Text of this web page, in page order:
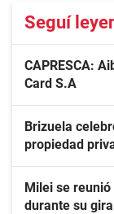
Seguí
CAPRESCA:
Card S.A
Brizuela
propiedad
Milei se reunió
durante su